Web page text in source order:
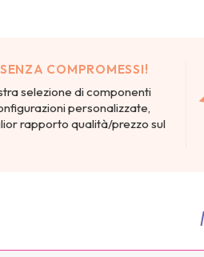
COMPROMESSI!
selezione di componenti
personalizzate,
rapporto qualità/prezzo sul